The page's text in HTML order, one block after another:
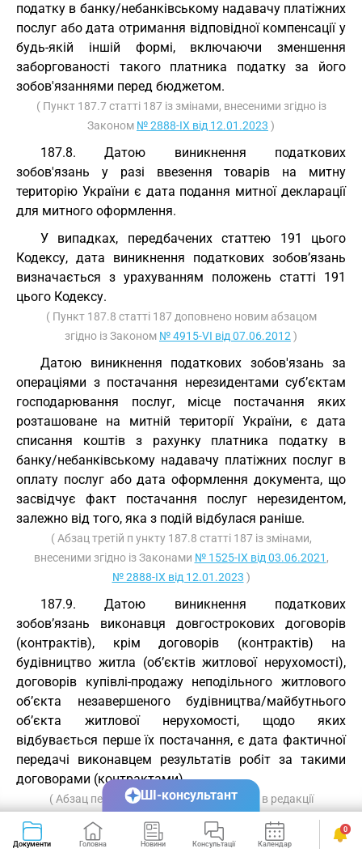
податку в банку/небанківському надавачу платіжних
послуг або дата отримання відповідної компенсації у
будь-якій іншій формі, включаючи зменшення
заборгованості такого платника податку за його
зобов'язаннями перед бюджетом.
( Пункт 187.7 статті 187 із змінами, внесеними згідно із
Законом № 2888-IX від 12.01.2023 )
187.8. Датою виникнення податкових
зобов'язань у разі ввезення товарів на митну
територію України є дата подання митної декларації
для митного оформлення.
У випадках, передбачених статтею 191 цього
Кодексу, дата виникнення податкових зобов’язань
визначається з урахуванням положень статті 191
цього Кодексу.
( Пункт 187.8 статті 187 доповнено новим абзацом
згідно із Законом № 4915-VI від 07.06.2012 )
Датою виникнення податкових зобов'язань за
операціями з постачання нерезидентами суб’єктам
господарювання послуг, місце постачання яких
розташоване на митній території України, є дата
списання коштів з рахунку платника податку в
банку/небанківському надавачу платіжних послуг в
оплату послуг або дата оформлення документа, що
засвідчує факт постачання послуг нерезидентом,
залежно від того, яка з подій відбулася раніше.
( Абзац третій п ункту 187.8 статті 187 із змінами,
внесеними згідно із Законами № 1525-IX від 03.06.2021 ,
№ 2888-IX від 12.01.2023 )
187.9. Датою виникнення податкових
зобов’язань виконавця довгострокових договорів
(контрактів), крім договорів (контрактів) на
будівництво житла (об’єктів житлової нерухомості),
договорів купівлі-продажу неподільного житлового
об’єкта незавершеного будівництва/майбутнього
об’єкта житлової нерухомості, щодо яких
відбувається перше їх постачання, є дата фактичної
передачі виконавцем результатів робіт за такими
договорами (контрактами).
( Абзац перший п ункту 187.9 статті 187 в редакції
Для цілей цього пункту довгостроковий договір
Документи Головна Новини Консультації Календар Сервіси
0
ШІ-консультант